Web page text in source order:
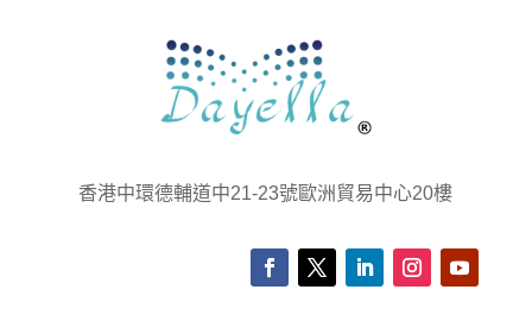
香港中環德輔道中21-23號歐洲貿易中心20樓